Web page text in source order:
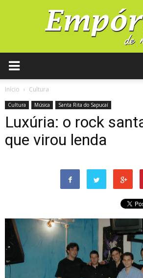
Início Cultura
Cultura Música Santa Rita do Sapucaí
Luxúria: o rock
que virou lenda